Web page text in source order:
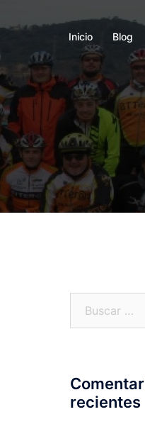
Inicio Blog
recientes